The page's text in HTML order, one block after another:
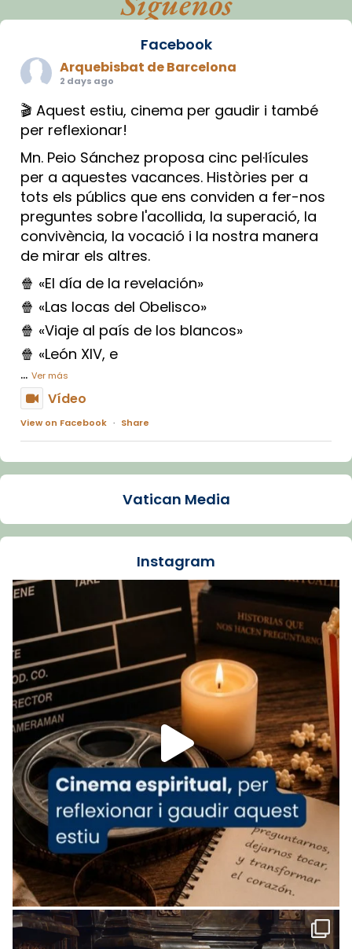
Facebook
Arquebisbat de Barcelona
2 days ago
🎬 Aquest estiu, cinema per gaudir i també
per reflexionar!
Mn. Peio Sánchez proposa cinc pel·lícules
per a aquestes vacances. Històries per a
tots els públics que ens conviden a fer-nos
preguntes sobre l'acollida, la superació, la
convivència, la vocació i la nostra manera
de mirar els altres.
🍿 «El día de la revelación»
🍿 «Las locas del Obelisco»
🍿 «Viaje al país de los blancos»
🍿 «León XIV, e
... Ver más
Vídeo
View on Facebook · Share
Arquebisbat de Barcelona
La Carmina va patir depressió. Fa gairebé
dos mesos, a l'Estadi Lluís Companys, la
Recupera l'entrevista comp
Vatican
tican News 👇
www.vaticannews.va/es/iglesia/news/2026-
07/carmina-historia-depresion-papa-viaje-
espana-testimoni...
Foto
View on Facebook · Share
Arquebisbat de Barcelona
1 week ago
«Avui les santes Juliana i Semproniana ens
ajuden a alçar la mirada»
Mons. Sergi Gordo, bisbe de Tortosa, ha
presidit aquest 27 de juliol la missa de Les
Santes de Mataró.
🔗tinyurl.com/cvu5jmbk
Vatican Media
Instagram